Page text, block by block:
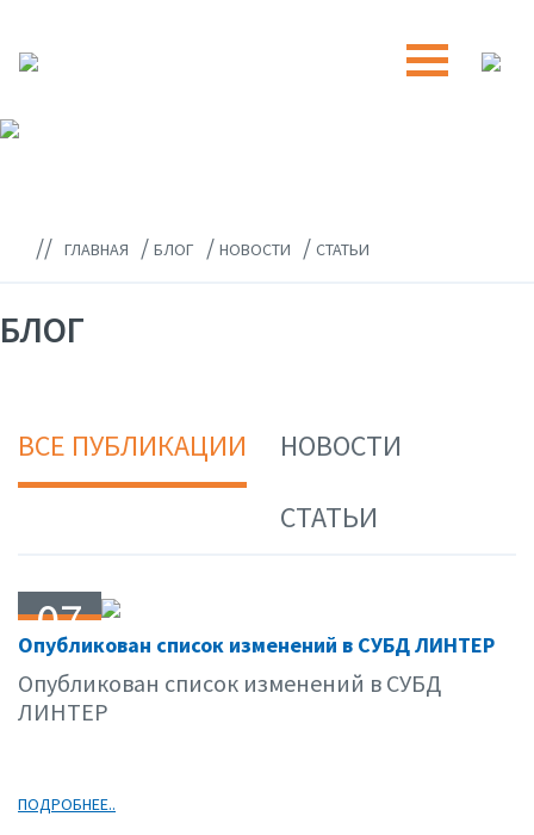
// ГЛАВНАЯ / БЛОГ / НОВОСТИ / СТАТЬИ
БЛОГ
ВСЕ ПУБЛИКАЦИИ
НОВОСТИ
СТАТЬИ
07
10.09
Опубликован список изменений в СУБД ЛИНТЕР
Опубликован список изменений в СУБД
ЛИНТЕР
ПОДРОБНЕЕ..